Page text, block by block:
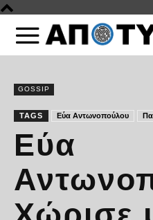
GOSSIP
TAGS Εύα Αντωνοπούλου
Εύα